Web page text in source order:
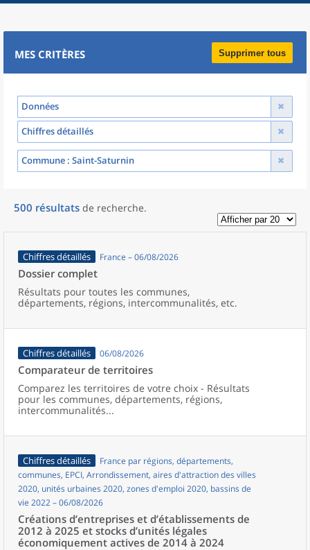
MES CRITÈRES Supprimer tous
Données
Chiffres détaillés
Commune : Saint-Saturnin
500 résultats de recherche.
Chiffres détaillés France – 06/08/2026
Dossier complet
Résultats pour toutes les communes,
départements, régions, intercommunalités, etc.
Chiffres détaillés 06/08/2026
Comparateur de territoires
Comparez les territoires de votre choix - Résultats
pour les communes, départements, régions,
intercommunalités...
Chiffres détaillés
France par régions, départements,
communes, EPCI, Arrondissement, aires d'attraction des villes
2020, unités urbaines 2020, zones d'emploi 2020, bassins de
vie 2022 – 06/08/2026
Créations d’entreprises et d’établissements de
2012 à 2025 et stocks d’unités légales
économiquement actives de 2014 à 2024